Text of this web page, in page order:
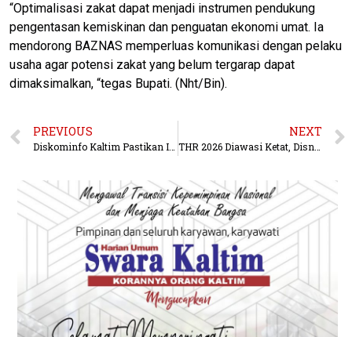
“Optimalisasi zakat dapat menjadi instrumen pendukung
pengentasan kemiskinan dan penguatan ekonomi umat. Ia
mendorong BAZNAS memperluas komunikasi dengan pelaku
usaha agar potensi zakat yang belum tergarap dapat
dimaksimalkan, “tegas Bupati. (Nht/Bin).
PREVIOUS NEXT